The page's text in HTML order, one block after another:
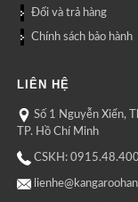
Đổi và trả hàng
Chính sách bảo hành
LIÊN HỆ
Số 1 Nguyễn Xiển,
TP. Hồ Chí Minh
CSKH: